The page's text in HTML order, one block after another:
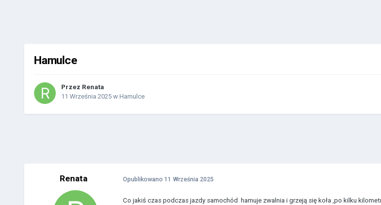
Hamulce
Przez Renata
11 Września 2025w Hamulce
Renata Opublikowano 11 Września 2025
Co jakiś czas podczas jazdy samochód hamuje zwalnia i grzeją się koła ,po kilku